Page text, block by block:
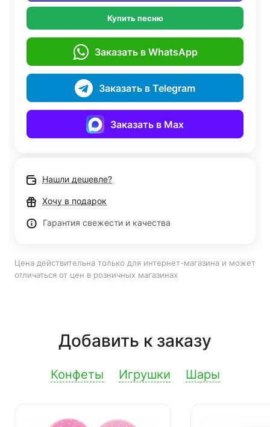
Купить песню
Заказать в WhatsApp
Заказать в Telegram
Заказать в Max
Нашли дешевле?
Хочу в подарок
Гарантия свежести и качества
Цена действительна только для интернет-магазина и может
отличаться от цен в розничных магазинах
Добавить к заказу
Конфеты Игрушки Шары